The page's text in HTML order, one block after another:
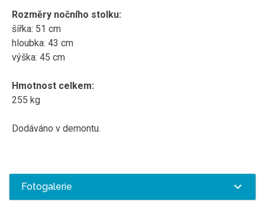
Rozměry nočního stolku:
šířka: 51 cm
hloubka: 43 cm
výška: 45 cm
Hmotnost celkem:
255 kg
Dodáváno v demontu.
Fotogalerie